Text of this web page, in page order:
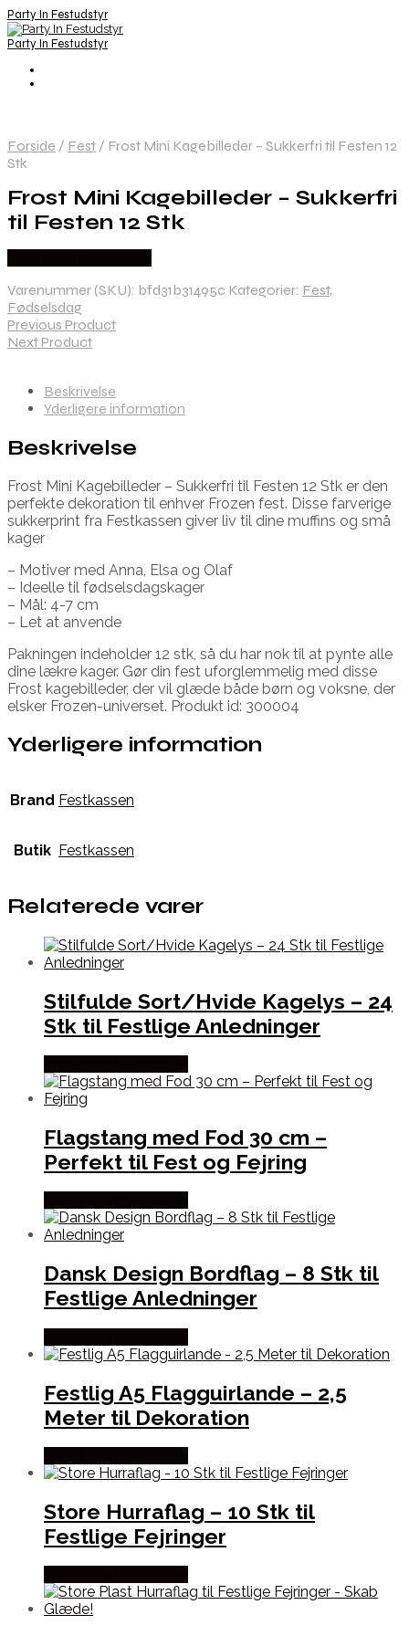
Party In Festudstyr
Party In Festudstyr
Forside / Fest / Frost Mini Kagebilleder – Sukkerfri til Festen 12
Stk
Frost Mini Kagebilleder – Sukkerfri
til Festen 12 Stk
Varenummer (SKU): bfd31b31495c Kategorier: Fest,
Fødselsdag
Previous Product
Next Product
Beskrivelse
Yderligere information
Beskrivelse
Frost Mini Kagebilleder – Sukkerfri til Festen 12 Stk er den
perfekte dekoration til enhver Frozen fest. Disse farverige
sukkerprint fra Festkassen giver liv til dine muffins og små
kager
– Motiver med Anna, Elsa og Olaf
– Ideelle til fødselsdagskager
– Mål: 4-7 cm
– Let at anvende
Pakningen indeholder 12 stk, så du har nok til at pynte alle
dine lækre kager. Gør din fest uforglemmelig med disse
Frost kagebilleder, der vil glæde både børn og voksne, der
elsker Frozen-universet. Produkt id: 300004
Yderligere information
Brand Festkassen
Butik Festkassen
Relaterede varer
Stilfulde Sort/Hvide Kagelys – 24
Stk til Festlige Anledninger
Flagstang med Fod 30 cm –
Perfekt til Fest og Fejring
Dansk Design Bordflag – 8 Stk til
Festlige Anledninger
Festlig A5 Flagguirlande – 2,5
Meter til Dekoration
Store Hurraflag – 10 Stk til
Festlige Fejringer